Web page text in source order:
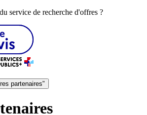
service de recherche d'offres ?
partenaires"